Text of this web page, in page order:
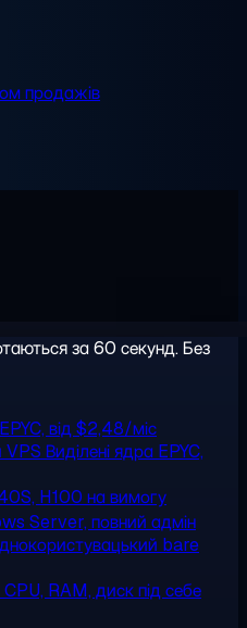
продажів
за 60 секунд. Без
від $2,48/міс
VPS Виділені ядра EPYC,
H100 на вимогу
Server, повний адмін
bare
CPU, RAM, диск під себе